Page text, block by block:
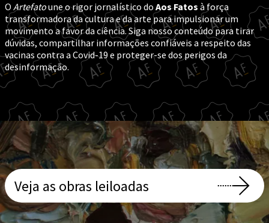
Nay Jinknss
Gustavo Speridião
Ana Lira
O Artefatoune o rigor jornalístico do Aos Fatos à força
transformadora da cultura e da arte para impulsionar um
movimento a favor da ciência. Siga nosso conteúdo para tirar
dúvidas, compartilhar informações confiáveis a respeito das
vacinas contra a Covid-19 e proteger-se dos perigos da
desinformação.
Veja as obras leiloadas